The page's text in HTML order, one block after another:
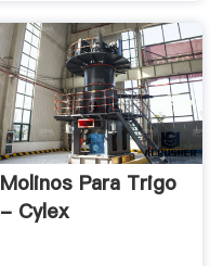
Molinos Para Trigo
- Cylex